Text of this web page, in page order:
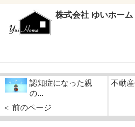
株式会社 ゆいホーム
認知症になった親
の...
＜ 前のページ
不動